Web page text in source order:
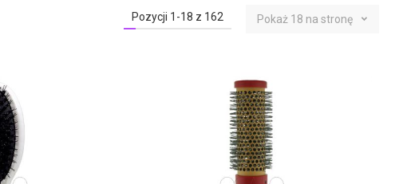
Pozycji 1 -18 z 162 Pokaż 18 na stronę